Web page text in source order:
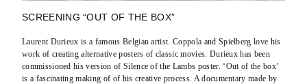
SCREENING “OUT OF THE BOX”
Laurent Durieux is a famous Belgian artist. Coppola and Spielberg love his
work of creating alternative posters of classic movies. Durieux has been
commissioned his version of Silence of the Lambs poster. ‘Out of the box’
is a fascinating making of of his creative process. A documentary made by